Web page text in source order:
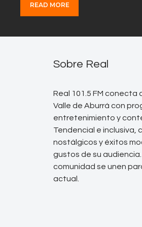
READ MORE
Sobre Real
Real 101.5 FM conecta
Valle de Aburrá con
entretenimiento y
Tendencial e inclusiva,
nostálgicos y éxitos
gustos de su
comunidad se unen
actual.